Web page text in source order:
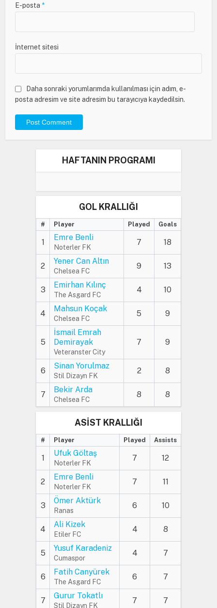
E-posta *
İnternet sitesi
Daha sonraki yorumlarımda kullanılması için adım, e-
posta adresim ve site adresim bu tarayıcıya kaydedilsin.
HAFTANIN PROGRAMI
GOL KRALLIĞI
# Player Played Goals
1
Emre Benli
Noterler FK
7 18
2
Yener Can Altın
Chelsea FC
9 13
3
Emirhan Kılınç
The Asgard FC
4 10
4
Mahsun Koçak
Chelsea FC
5 9
5
İsmail Emrah
Demirayak
Veteranster City
7 9
6
Sinan Yorulmaz
Stil Dizayn FK
2 8
7
Bekir Arda
Chelsea FC
8 8
ASİST KRALLIĞI
# Player Played Assists
1
Ufuk Göltaş
Noterler FK
7 12
2
Emre Benli
Noterler FK
7 11
3
Ömer Aktürk
Ranas
6 10
4
Ali Kizek
Etiler FC
4 8
5
Yusuf Karadeniz
Cumaspor
4 7
6
Fatih Canyürek
The Asgard FC
6 7
7
Gurur Tokatlı
Stil Dizayn FK
7 7